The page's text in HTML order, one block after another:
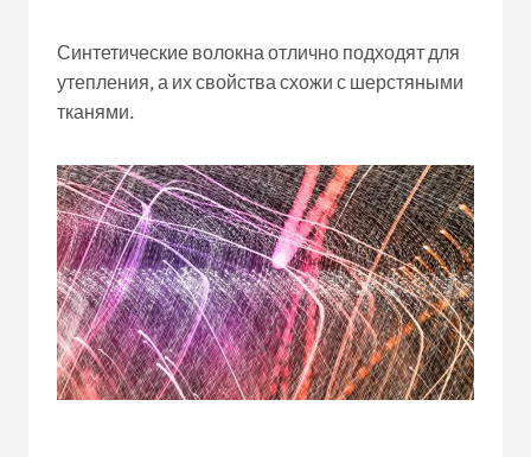
Синтетические волокна отлично подходят для
утепления, а их свойства схожи с шерстяными
тканями.